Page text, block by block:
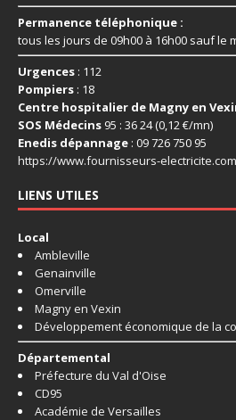
Permanence téléphonique :
tous les jours de 09h00 à 16h00 sauf le
Urgences : 112
Pompiers : 18
Centre hospitalier de Magny en
SOS Médecins 95 : 36 24 (0,12 €/mn)
Enedis dépannage : 09 726 750 95
https://www.fournisseurs-
LIENS UTILES
Local
Ambleville
Genainville
Omerville
Magny en Vexin
Développement économique de la
Départemental
Préfecture du Val d'Oise
CD95
Académie de Versailles